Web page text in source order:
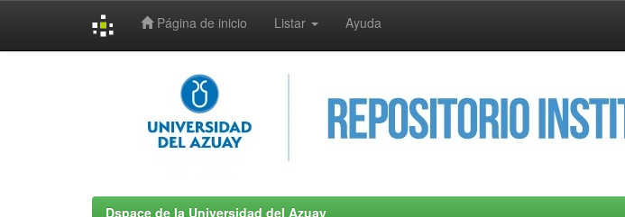
Página de inicio Listar Ayuda
Dspace de la Universidad del Azuay